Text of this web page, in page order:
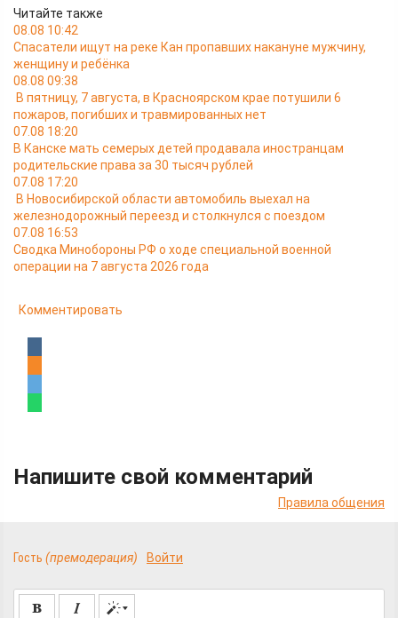
Читайте также
08.08 10:42
Спасатели ищут на реке Кан пропавших накануне мужчину,
женщину и ребёнка
08.08 09:38
В пятницу, 7 августа, в Красноярском крае потушили 6
пожаров, погибших и травмированных нет
07.08 18:20
В Канске мать семерых детей продавала иностранцам
родительские права за 30 тысяч рублей
07.08 17:20
В Новосибирской области автомобиль выехал на
железнодорожный переезд и столкнулся с поездом
07.08 16:53
Сводка Минобороны РФ о ходе специальной военной
операции на 7 августа 2026 года
Комментировать
Напишите свой комментарий
Правила общения
Гость (премодерация) Войти